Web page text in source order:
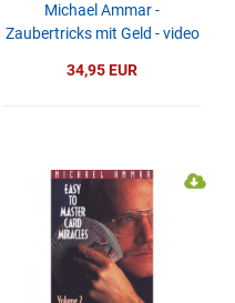
Michael Ammar -
Zaubertricks mit Geld - video
34,95 EUR